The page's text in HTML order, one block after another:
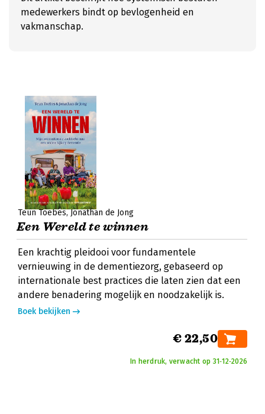
medewerkers bindt op bevlogenheid en
vakmanschap.
Teun Toebes Jonathan de Jong
Een Wereld te winnen
Een krachtig pleidooi voor fundamentele
vernieuwing in de dementiezorg, gebaseerd op
internationale best practices die laten zien dat een
andere benadering mogelijk en noodzakelijk is.
Boek bekijken
€ 22,50
In herdruk, verwacht op 31‑12‑2026